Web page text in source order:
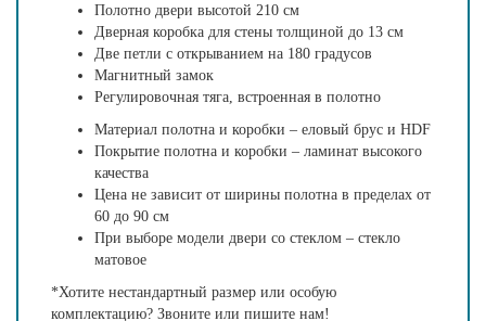
Полотно двери высотой 210 см
Дверная коробка для стены толщиной до 13 см
Две петли с открыванием на 180 градусов
Магнитный замок
Регулировочная тяга, встроенная в полотно
Материал полотна и коробки – еловый брус и HDF
Покрытие полотна и коробки – ламинат высокого
качества
Цена не зависит от ширины полотна в пределах от
60 до 90 см
При выборе модели двери со стеклом – стекло
матовое
*Хотите нестандартный размер или особую
комплектацию? Звоните или пишите нам!